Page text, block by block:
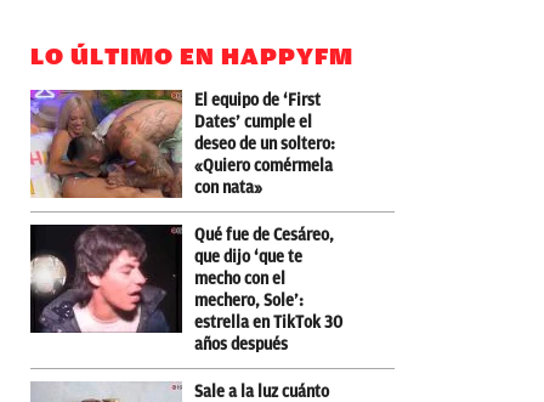
LO ÚLTIMO EN HAPPYFM
El equipo de ‘First
Dates’ cumple el
deseo de un soltero:
«Quiero comérmela
con nata»
Qué fue de Cesáreo,
que dijo ‘que te
mecho con el
mechero, Sole’:
estrella en TikTok 30
años después
Sale a la luz cuánto